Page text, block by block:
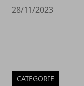
28/11/2023
CATEGORIE